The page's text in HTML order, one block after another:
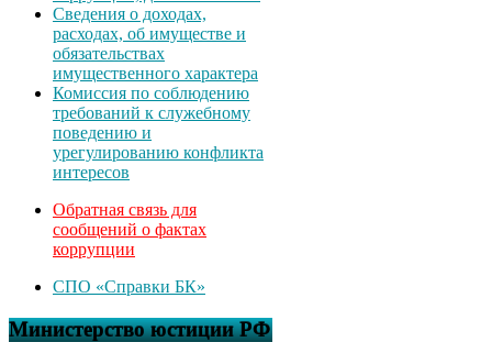
Сведения о доходах,
расходах, об имуществе и
обязательствах
имущественного характера
Комиссия по соблюдению
требований к служебному
поведению и
урегулированию конфликта
интересов
Обратная связь для
сообщений о фактах
коррупции
СПО «Справки БК»
Министерство юстиции РФ